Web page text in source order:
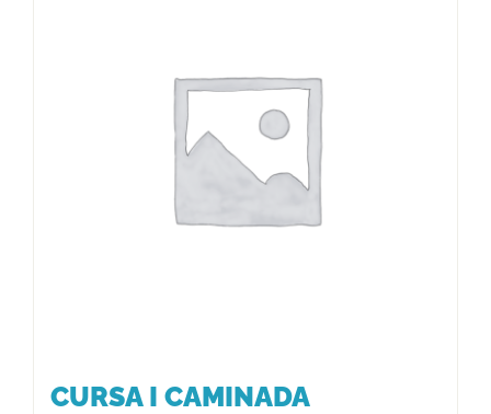
FER UN DONATIU!
INSCRIPCIÓ CURSA / CAMINADA
CURSA I CAMINADA